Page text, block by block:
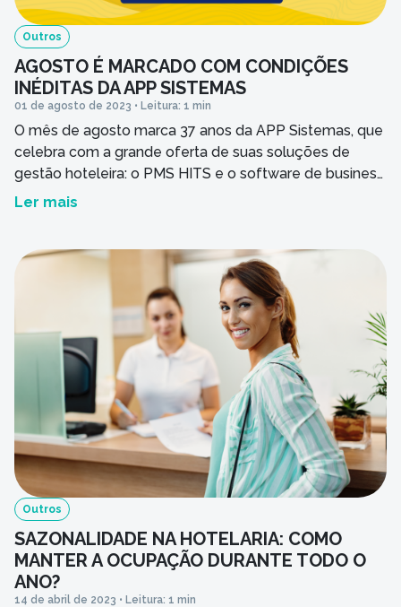
Outros
AGOSTO É MARCADO COM CONDIÇÕES
INÉDITAS DA APP SISTEMAS
01 de agosto de 2023 • Leitura: 1 min
O mês de agosto marca 37 anos da APP Sistemas, que
celebra com a grande oferta de suas soluções de
gestão hoteleira: o PMS HITS e o software de business
intelligence para hotéis HITS BI.
Ler mais
Outros
SAZONALIDADE NA HOTELARIA: COMO
MANTER A OCUPAÇÃO DURANTE TODO O
ANO?
14 de abril de 2023 • Leitura: 1 min